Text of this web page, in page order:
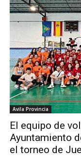
Avila Provincia
El equipo de
Ayuntamiento
el torneo de